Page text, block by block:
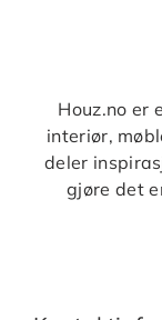
Houz.no er
interiør,
deler
gjøre det